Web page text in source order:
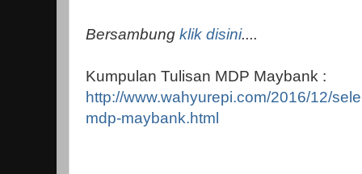
Bersambung klik disini....
Kumpulan Tulisan MDP Maybank :
http://www.wahyurepi.com/2016/12/
mdp-maybank.html